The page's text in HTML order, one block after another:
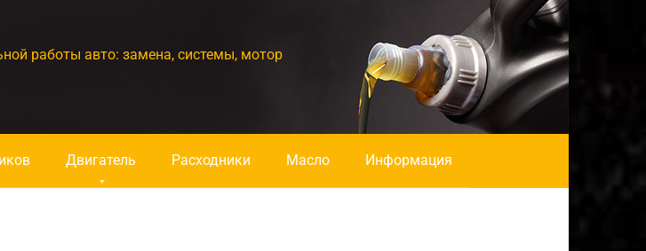
работы авто: замена, системы, мотор
Двигатель Расходники Масло Информация